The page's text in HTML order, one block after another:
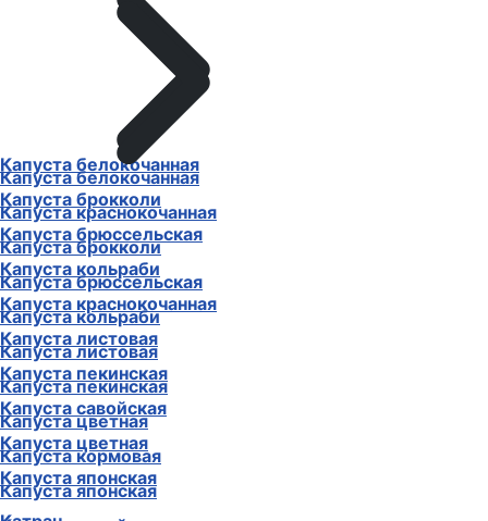
Капуста белокочанная
Капуста брокколи
Капуста брюссельская
Капуста кольраби
Капуста краснокочанная
Капуста листовая
Капуста пекинская
Капуста савойская
Капуста цветная
Капуста японская
Капуста белокочанная
Капуста краснокочанная
Капуста брокколи
Капуста брюссельская
Капуста кольраби
Капуста листовая
Капуста пекинская
Капуста цветная
Капуста кормовая
Капуста японская